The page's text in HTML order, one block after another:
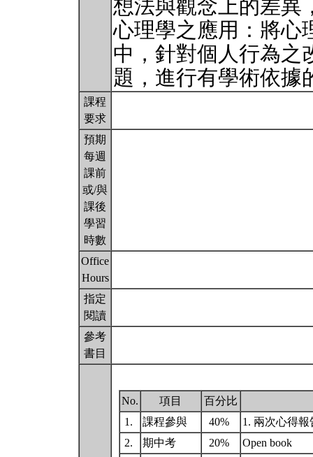
想法與觀念上的差異
心理學之應用：將心
中，針對個人行為之
題，進行有學術依
課程
要求
預期
每週
課前
或/與
課後
學習
時數
Office
Hours
指定
閱讀
參考
書目
No. 項目
百分比
1.
課程參與 40%
1. 兩次心得
2.
期中考 20%
Open book